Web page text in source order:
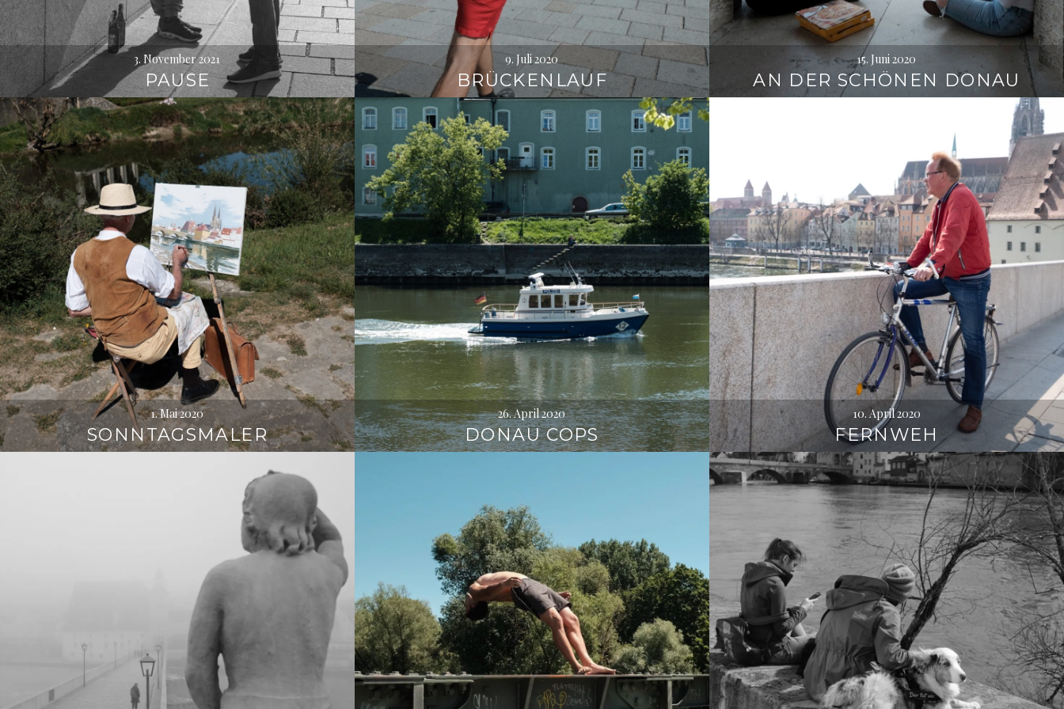
3. November 2021
PAUSE
9. Juli 2020
BRÜCKENLAUF
15. Juni 2020
AN DER SCHÖNEN DONAU
1. Mai 2020
SONNTAGSMALER
26. April 2020
DONAU COPS
10. April 2020
FERNWEH